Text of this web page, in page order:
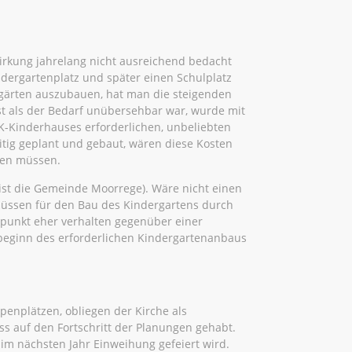
jahrelang nicht ausreichend bedacht
und später einen Schulplatz
auszubauen, hat man die steigenden
als der Bedarf unübersehbar war, wurde mit
Kinderhauses erforderlichen, unbeliebten
geplant und gebaut, wären diese Kosten
müssen.
die Gemeinde Moorrege). Wäre nicht einen
für den Bau des Kindergartens durch
eher verhalten gegenüber einer
des erforderlichen Kindergartenanbaus
obliegen der Kirche als
auf den Fortschritt der Planungen gehabt.
nächsten Jahr Einweihung gefeiert wird.